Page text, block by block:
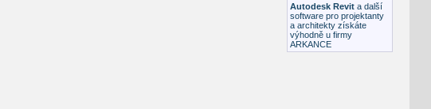
Autodesk Revit a další
software pro projektanty
a architekty získáte
výhodně u firmy
ARKANCE